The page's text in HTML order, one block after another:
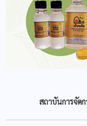
สถาบันการจัด